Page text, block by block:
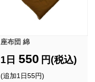
座布団 綿
1日 550 円(税込)
(追加1日55円)